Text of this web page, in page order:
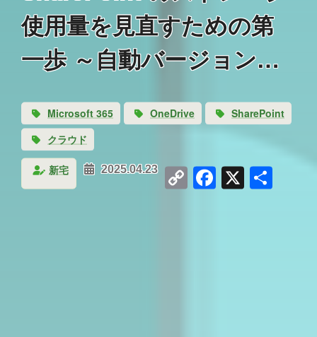
使用量を見直すための第
一歩 ～自動バージョン管
Microsoft 365 OneDrive
SharePoint
クラウド
新宅 2025.04.23 Copy
Link
Facebook
X